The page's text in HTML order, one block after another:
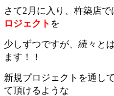
さて2月に入り、杵築店で
ロジェクト を
少しずつですが、続々と
ます！！
新規プロジェクトを通し
て頂けるような